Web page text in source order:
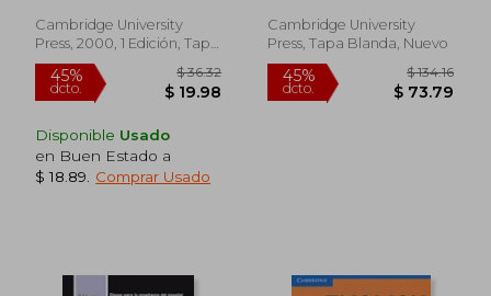
Cambridge University
Press, 2000, 1 Edición, Tapa
Blanda, Nuevo
Disponible Usado
en Buen Estado a
$ 18.89
Comprar Usado
Cambridge University
Press, Tapa Blanda, Nuevo